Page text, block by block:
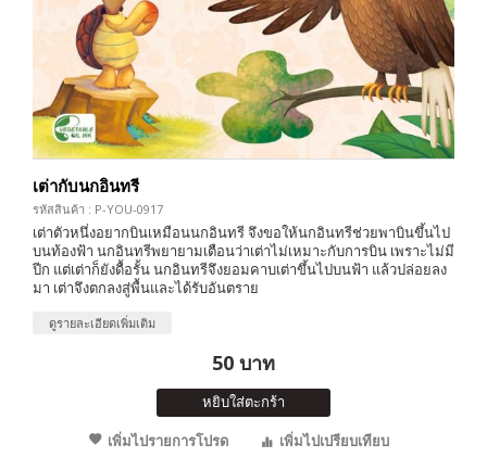
เต่ากับนกอินทรี
รหัสสินค้า : P-YOU-0917
เต่าตัวหนึ่งอยากบินเหมือนนกอินทรี จึงขอให้นกอินทรีช่วยพาบินขึ้นไป
บนท้องฟ้า นกอินทรีพยายามเตือนว่าเต่าไม่เหมาะกับการบิน เพราะไม่มี
ปีก แต่เต่าก็ยังดื้อรั้น นกอินทรีจึงยอมคาบเต่าขึ้นไปบนฟ้า แล้วปล่อยลง
มา เต่าจึงตกลงสู่พื้นและได้รับอันตราย
ดูรายละเอียดเพิ่มเติม
50 บาท
หยิบใส่ตะกร้า
เพิ่มไปรายการโปรด
เพิ่มไปเปรียบเทียบ